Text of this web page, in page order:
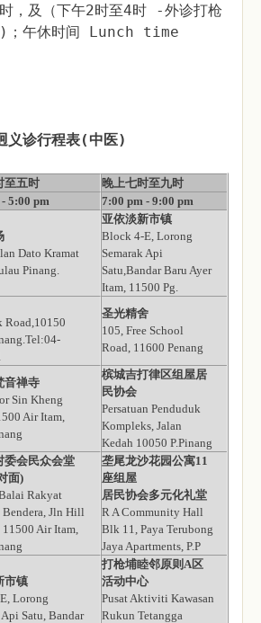
，及（下午2时至4时 -外诊打枪
午休时间 Lunch time
诊行程表(中医)
至五时
晚上七时至九时
5:00 pm
7:00 pm - 9:00 pm
Dato Kramat
Pinang.
亚依淡新市镇
Block 4-E, Lorong
Semarak Api
Satu,Bandar Baru Ayer
Itam, 11500 Pg.
Road,10150
圣光精舍
105, Free School
Road, 11600 Penang
音禅寺
Sin Kheng
Air Itam,
槟城吉打律区组屋居
民协会
Persatuan Penduduk
Kompleks, Jalan
Kedah 10050 P.Pinang
委会民众会堂
面)
Rakyat
Jln Hill
Air Itam,
垄尾龙沙花园公寓11
座组屋
居民协会多元化礼堂
R A Community Hall
Blk 11, Paya Terubong
Jaya Apartments, P.P
市镇
Lorong
Api Satu, Bandar
打枪埔睦邻原则A区
活动中心
Pusat Aktiviti Kawasan
Rukun Tetangga